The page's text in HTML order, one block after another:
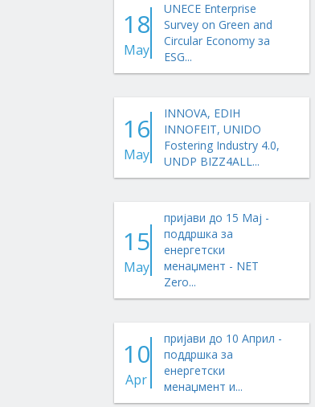
18
May
UNECE Enterprise
Survey on Green and
Circular Economy за
ESG...
16
May
INNOVA, EDIH
INNOFEIT, UNIDO
Fostering Industry 4.0,
UNDP BIZZ4ALL...
15
May
пријави до 15 Мај -
поддршка за
енергетски
менаџмент - NET
Zero...
10
Apr
пријави до 10 Април -
поддршка за
енергетски
менаџмент и...